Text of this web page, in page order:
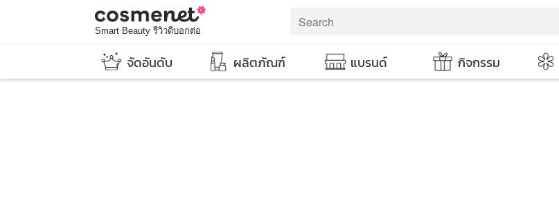
Smart Beauty รีวิวดีบอกต่อ
จัดอันดับ ผลิตภัณฑ์ แบรนด์ กิจกรรม